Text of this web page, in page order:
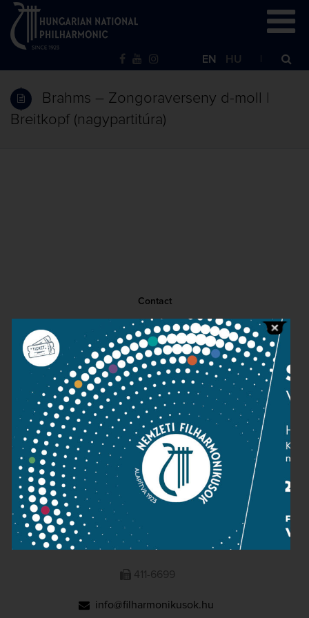
EN HU
Brahms – Zongoraverseny d-moll |
Breitkopf (nagypartitúra)
Contact
Public information
Press room
Terms and privacy
Imprint
NATIONAL PHILHARMONIC
1095 Budapest, Komor Marcell u. 1. (Müpa)
411-6600
411-6699
info@filharmonikusok.hu